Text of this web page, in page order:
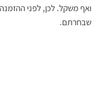
ואף משקל. לכן, לפני
שבחרתם.​